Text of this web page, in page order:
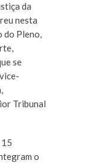
da
nesta
do Pleno,
se
Tribunal
o